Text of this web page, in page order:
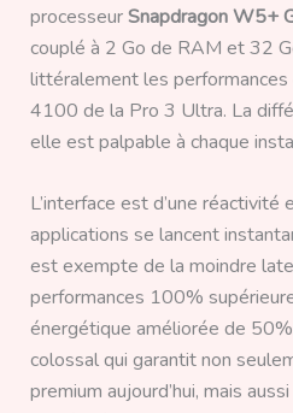
processeurSnapdragon W5+
couplé à 2 Go de RAM et 32
littéralement les performances
4100 de la Pro 3 Ultra. La
elle est palpable à chaque
L’interface est d’une réactivité
applications se lancent
est exempte de la moindre
performances 100%
énergétique améliorée de
colossal qui garantit non
premium aujourd’hui, mais